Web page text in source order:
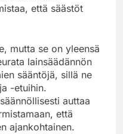
että säästöt
mutta se on yleensä
lainsäädännön
sääntöjä, sillä ne
-etuihin.
auttaa
että
ajankohtainen.